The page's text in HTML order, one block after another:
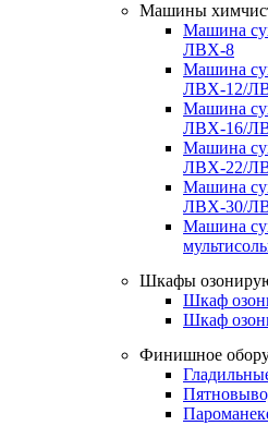
Машины
Машина
ЛВХ-8
Машина
ЛВХ-12/
Машина
ЛВХ-16/
Машина
ЛВХ-22/
Машина
ЛВХ-30/
Машина
Шкафы
Шкаф
Шкаф
Финишное